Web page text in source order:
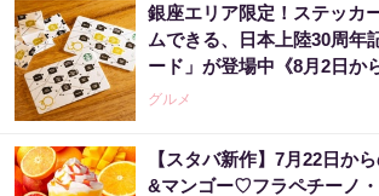
銀座エリア限定！ステッカ
ムできる、日本上陸30周年
ード」が登場中《8月2日か
グルメ
【スタバ新作】7月22日か
&マンゴー♡フラペチーノ